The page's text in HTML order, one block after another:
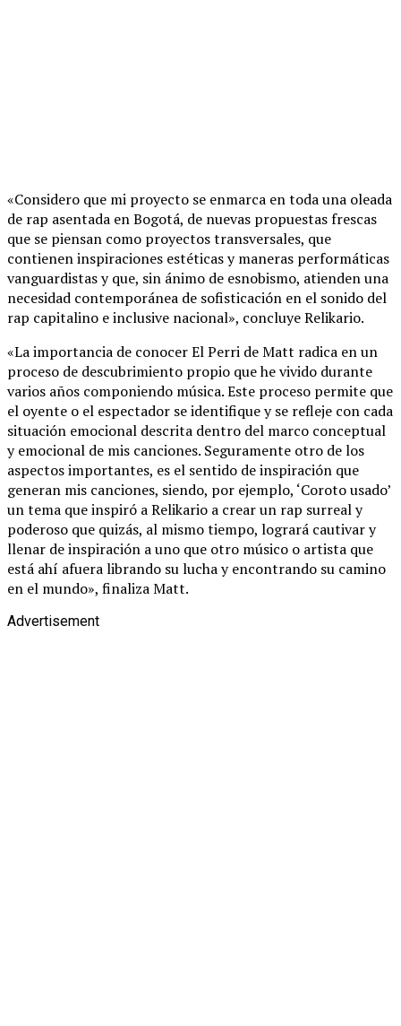
«Considero que mi proyecto se enmarca en toda una oleada
de rap asentada en Bogotá, de nuevas propuestas frescas
que se piensan como proyectos transversales, que
contienen inspiraciones estéticas y maneras performáticas
vanguardistas y que, sin ánimo de esnobismo, atienden una
necesidad contemporánea de sofisticación en el sonido del
rap capitalino e inclusive nacional», concluye Relikario.
«La importancia de conocer El Perri de Matt radica en un
proceso de descubrimiento propio que he vivido durante
varios años componiendo música. Este proceso permite que
el oyente o el espectador se identifique y se refleje con cada
situación emocional descrita dentro del marco conceptual
y emocional de mis canciones. Seguramente otro de los
aspectos importantes, es el sentido de inspiración que
generan mis canciones, siendo, por ejemplo, ‘Coroto usado’
un tema que inspiró a Relikario a crear un rap surreal y
poderoso que quizás, al mismo tiempo, logrará cautivar y
llenar de inspiración a uno que otro músico o artista que
está ahí afuera librando su lucha y encontrando su camino
en el mundo», finaliza Matt.
Advertisement